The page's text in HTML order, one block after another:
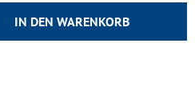
IN DEN WARENKORB